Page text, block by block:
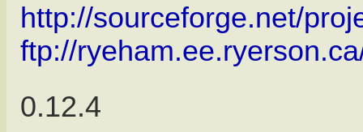
http://sourceforge.net/
ftp://
0.12.4